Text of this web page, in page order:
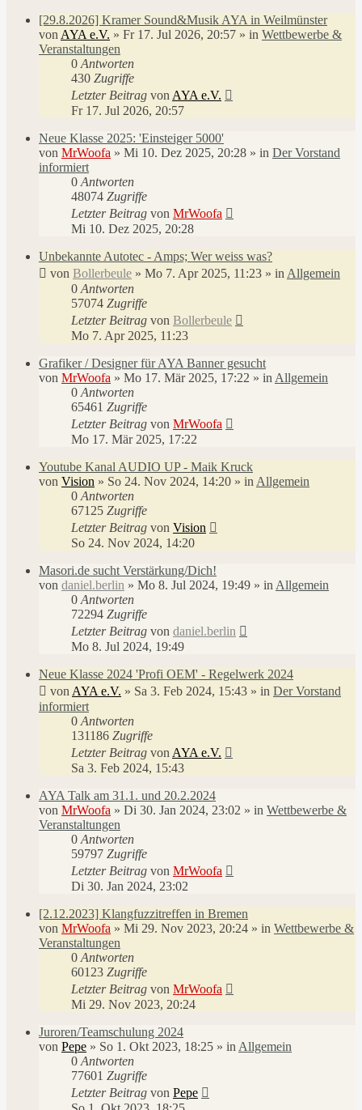
[29.8.2026] Kramer Sound&Musik AYA in Weilmünster
von AYA e.V. » Fr 17. Jul 2026, 20:57 » in Wettbewerbe &
Veranstaltungen
0 Antworten
430 Zugriffe
Letzter Beitrag von AYA e.V.
Fr 17. Jul 2026, 20:57
Neue Klasse 2025: 'Einsteiger 5000'
von MrWoofa » Mi 10. Dez 2025, 20:28 » in Der Vorstand
informiert
0 Antworten
48074 Zugriffe
Letzter Beitrag von MrWoofa
Mi 10. Dez 2025, 20:28
Unbekannte Autotec - Amps; Wer weiss was?
von Bollerbeule » Mo 7. Apr 2025, 11:23 » in Allgemein
0 Antworten
57074 Zugriffe
Letzter Beitrag von Bollerbeule
Mo 7. Apr 2025, 11:23
Grafiker / Designer für AYA Banner gesucht
von MrWoofa » Mo 17. Mär 2025, 17:22 » in Allgemein
0 Antworten
65461 Zugriffe
Letzter Beitrag von MrWoofa
Mo 17. Mär 2025, 17:22
Youtube Kanal AUDIO UP - Maik Kruck
von Vision » So 24. Nov 2024, 14:20 » in Allgemein
0 Antworten
67125 Zugriffe
Letzter Beitrag von Vision
So 24. Nov 2024, 14:20
Masori.de sucht Verstärkung/Dich!
von daniel.berlin » Mo 8. Jul 2024, 19:49 » in Allgemein
0 Antworten
72294 Zugriffe
Letzter Beitrag von daniel.berlin
Mo 8. Jul 2024, 19:49
Neue Klasse 2024 'Profi OEM' - Regelwerk 2024
von AYA e.V. » Sa 3. Feb 2024, 15:43 » in Der Vorstand
informiert
0 Antworten
131186 Zugriffe
Letzter Beitrag von AYA e.V.
Sa 3. Feb 2024, 15:43
AYA Talk am 31.1. und 20.2.2024
von MrWoofa » Di 30. Jan 2024, 23:02 » in Wettbewerbe &
Veranstaltungen
0 Antworten
59797 Zugriffe
Letzter Beitrag von MrWoofa
Di 30. Jan 2024, 23:02
[2.12.2023] Klangfuzzitreffen in Bremen
von MrWoofa » Mi 29. Nov 2023, 20:24 » in Wettbewerbe &
Veranstaltungen
0 Antworten
60123 Zugriffe
Letzter Beitrag von MrWoofa
Mi 29. Nov 2023, 20:24
Juroren/Teamschulung 2024
von Pepe » So 1. Okt 2023, 18:25 » in Allgemein
0 Antworten
77601 Zugriffe
Letzter Beitrag von Pepe